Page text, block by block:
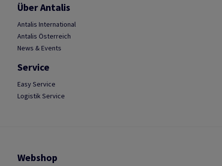
Über Antalis
Antalis International
Antalis Österreich
News & Events
Service
Easy Service
Logistik Service
Webshop